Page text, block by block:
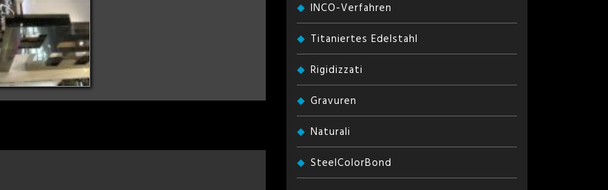
INCO-Verfahren
Titaniertes Edelstahl
Rigidizzati
Gravuren
Naturali
SteelColorBond